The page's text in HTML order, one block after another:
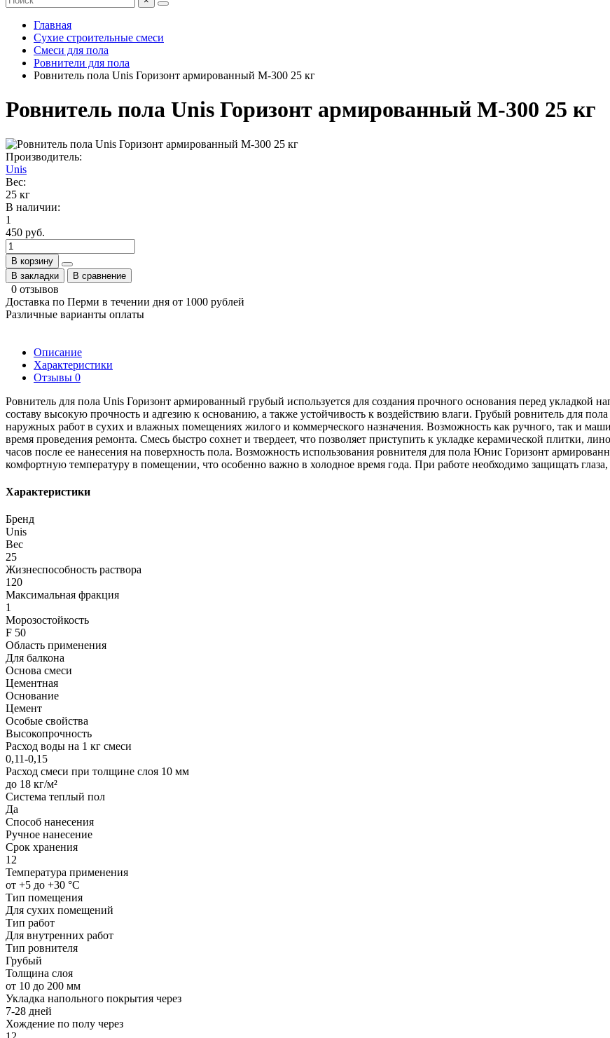
Главная
Сухие строительные смеси
Смеси для пола
Ровнители для пола
Ровнитель пола Unis Горизонт армированный М-300 25 кг
Ровнитель пола Unis Горизонт армированный М-300 25 кг
Производитель:
Unis
Вес:
25 кг
В наличии:
1
450 руб.
В корзину
В закладки
В сравнение
0 отзывов
Доставка по Перми в течении дня от 1000 рублей
Различные варианты оплаты
Описание
Характеристики
Отзывы 0
Ровнитель для пола Unis Горизонт армированный грубый используется для создания прочного основания перед
составу высокую прочность и адгезию к основанию, а также устойчивость к воздействию влаги. Грубый ровнитель для
наружных работ в сухих и влажных помещениях жилого и коммерческого назначения. Возможность как ручного, так и
время проведения ремонта. Смесь быстро сохнет и твердеет, что позволяет приступить к укладке керамической плитки,
часов после ее нанесения на поверхность пола. Возможность использования ровнителя для пола Юнис Горизонт
комфортную температуру в помещении, что особенно важно в холодное время года. При работе необходимо защищать
Характеристики
Бренд
Unis
Вес
25
Жизнеспособность раствора
120
Максимальная фракция
1
Морозостойкость
F 50
Область применения
Для балкона
Основа смеси
Цементная
Основание
Цемент
Особые свойства
Высокопрочность
Расход воды на 1 кг смеси
0,11-0,15
Расход смеси при толщине слоя 10 мм
до 18 кг/м²
Система теплый пол
Да
Способ нанесения
Ручное нанесение
Срок хранения
12
Температура применения
от +5 до +30 °С
Тип помещения
Для сухих помещений
Тип работ
Для внутренних работ
Тип ровнителя
Грубый
Толщина слоя
от 10 до 200 мм
Укладка напольного покрытия через
7-28 дней
Хождение по полу через